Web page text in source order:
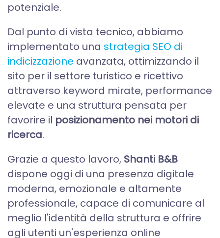
potenziale.
Dal punto di vista tecnico, abbiamo
implementato una strategia SEO di
indicizzazione avanzata, ottimizzando il
sito per il settore turistico e ricettivo
attraverso keyword mirate, performance
elevate e una struttura pensata per
favorire il posizionamento nei motori di
ricerca.
Grazie a questo lavoro, Shanti B&B
dispone oggi di una presenza digitale
moderna, emozionale e altamente
professionale, capace di comunicare al
meglio l'identità della struttura e offrire
agli utenti un'esperienza online